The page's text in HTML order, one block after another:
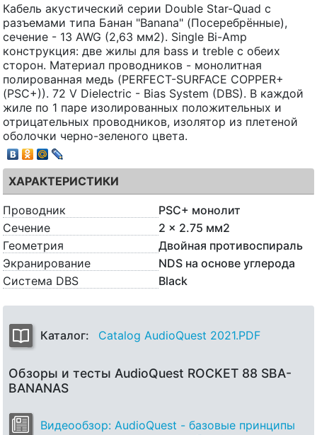
Кабель акустический серии Double Star-Quad с
разъемами типа Банан "Banana" (Посеребрённые),
сечение - 13 AWG (2,63 мм2). Single Bi-Amp
конструкция: две жилы для bass и treble с обеих
сторон. Материал проводников - монолитная
полированная медь (PERFECT-SURFACE COPPER+
(PSC+)). 72 V Dielectric - Bias System (DBS). В каждой
жиле по 1 паре изолированных положительных и
отрицательных проводников, изолятор из плетеной
оболочки черно-зеленого цвета.
ХАРАКТЕРИСТИКИ
Проводник
PSC+ монолит
Сечение
2 x 2.75 мм2
Геометрия
Двойная противоспираль
Экранирование
NDS на основе углерода
Система DBS
Black
Каталог: Catalog AudioQuest 2021.PDF
Обзоры и тесты AudioQuest ROCKET 88 SBA-
BANANAS
Видеообзор: AudioQuest - базовые принципы